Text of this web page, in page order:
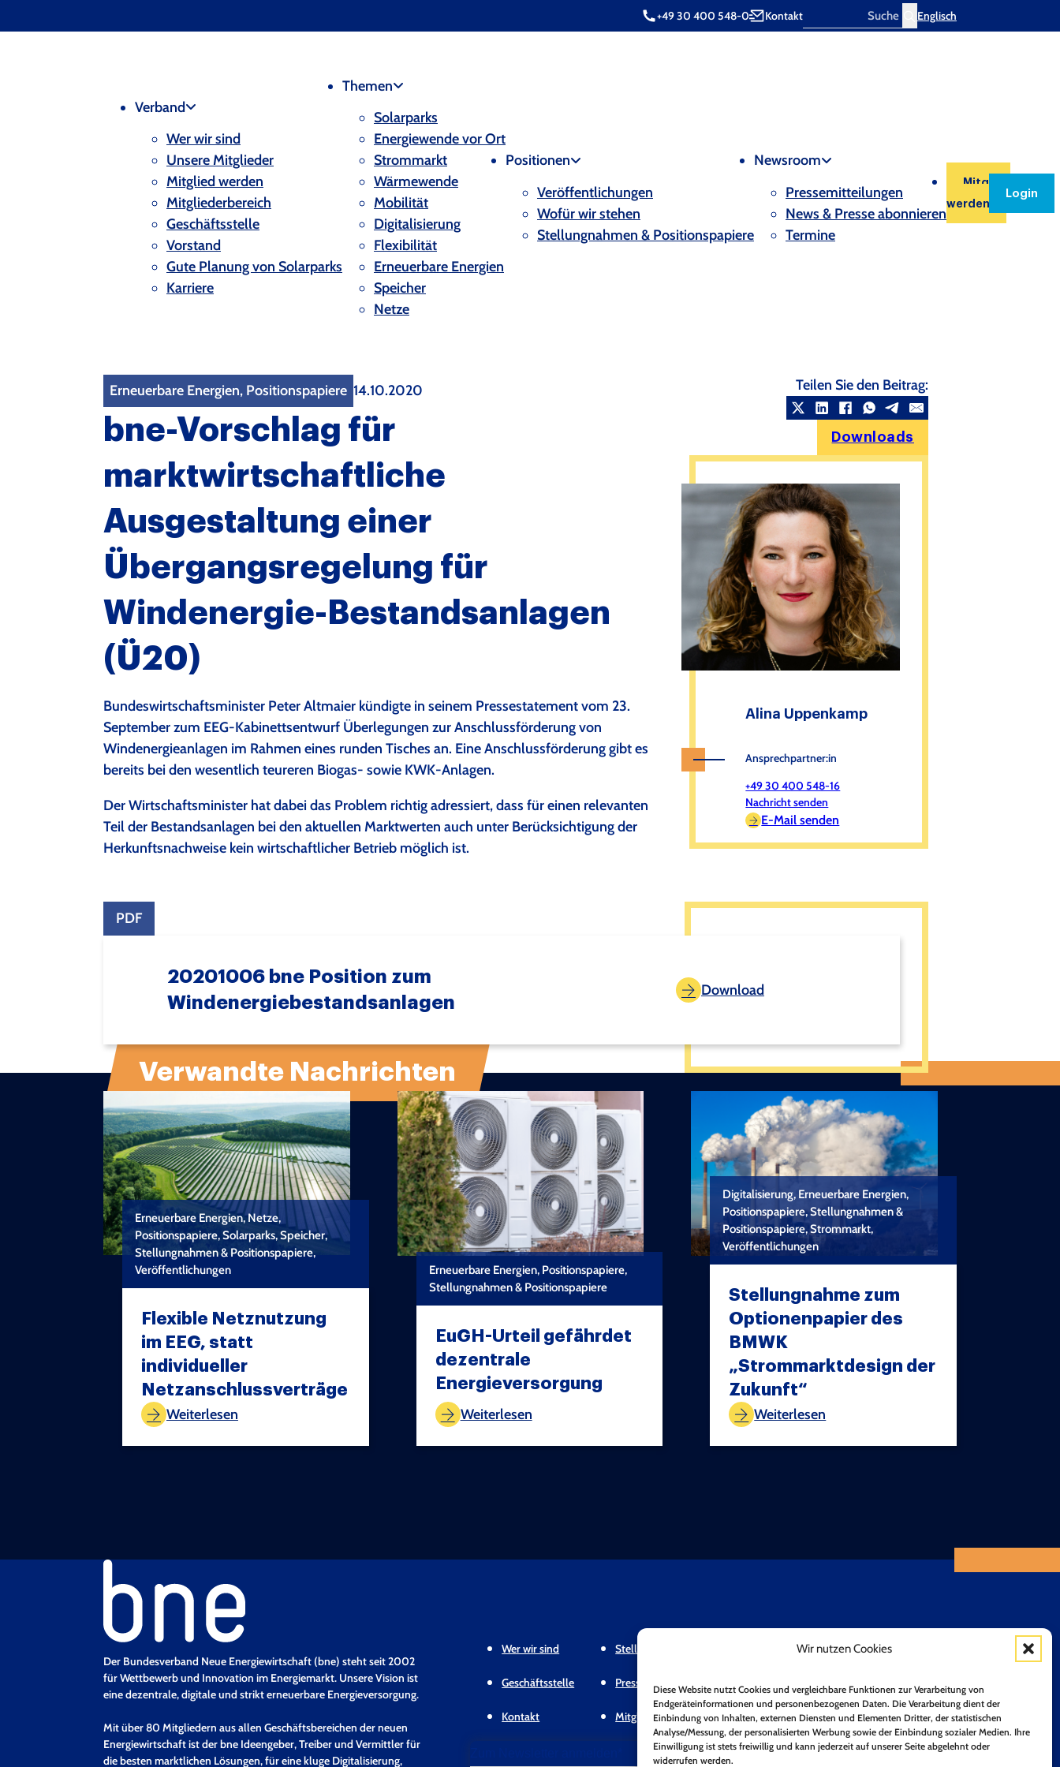
Wir nutzen Cookies
Diese Website nutzt Cookies und vergleichbare Funktionen zur Verarbeitung von
Endgeräteinformationen und personenbezogenen Daten. Die Verarbeitung dient der
Einbindung von Inhalten, externen Diensten und Elementen Dritter, der statistischen
Analyse/Messung, der personalisierten Werbung sowie der Einbindung sozialer Medien. Ihre
Einwilligung ist stets freiwillig und kann jederzeit auf unserer Seite abgelehnt oder
widerrufen werden.
+49 30 400 548-0 Kontakt
Search
Englisch
Verband
Wer wir sind
Unsere Mitglieder
Mitglied werden
Mitgliederbereich
Geschäftsstelle
Vorstand
Gute Planung von Solarparks
Karriere
Themen
Solarparks
Energiewende vor Ort
Strommarkt
Wärmewende
Mobilität
Digitalisierung
Flexibilität
Erneuerbare Energien
Speicher
Netze
Positionen
Veröffentlichungen
Wofür wir stehen
Stellungnahmen & Positionspapiere
Newsroom
Pressemitteilungen
News & Presse abonnieren
Termine
Mitglied
werden
Login
Erneuerbare Energien, Positionspapiere 14.10.2020
bne-Vorschlag für
marktwirtschaftliche
Ausgestaltung einer
Übergangsregelung für
Windenergie-Bestandsanlagen
(Ü20)
Bundeswirtschaftsminister Peter Altmaier kündigte in seinem Pressestatement vom 23.
September zum EEG-Kabinettsentwurf Überlegungen zur Anschlussförderung von
Windenergieanlagen im Rahmen eines runden Tisches an. Eine Anschlussförderung gibt es
bereits bei den wesentlich teureren Biogas- sowie KWK-Anlagen.
Der Wirtschaftsminister hat dabei das Problem richtig adressiert, dass für einen relevanten
Teil der Bestandsanlagen bei den aktuellen Marktwerten auch unter Berücksichtigung der
Herkunftsnachweise kein wirtschaftlicher Betrieb möglich ist.
Teilen Sie den Beitrag:
Downloads
Alina Uppenkamp
Ansprechpartner:in
+49 30 400 548-16
Nachricht senden
E-Mail senden
PDF
20201006 bne Position zum
Windenergiebestandsanlagen
Download
Verwandte Nachrichten
Erneuerbare Energien, Netze,
Positionspapiere, Solarparks, Speicher,
Stellungnahmen & Positionspapiere,
Veröffentlichungen
Flexible Netznutzung
im EEG, statt
individueller
Netzanschlussverträge
Weiterlesen
TEST COPYRIGHT
Erneuerbare Energien, Positionspapiere,
Stellungnahmen & Positionspapiere
EuGH-Urteil gefährdet
dezentrale
Energieversorgung
Weiterlesen
TEST COPYRIGHT
Digitalisierung, Erneuerbare Energien,
Positionspapiere, Stellungnahmen &
Positionspapiere, Strommarkt,
Veröffentlichungen
Stellungnahme zum
Optionenpapier des
BMWK
„Strommarktdesign der
Zukunft“
Weiterlesen
Der Bundesverband Neue Energiewirtschaft (bne) steht seit 2002
für Wettbewerb und Innovation im Energiemarkt. Unsere Vision ist
eine dezentrale, digitale und strikt erneuerbare Energieversorgung.
Mit über 80 Mitgliedern aus allen Geschäftsbereichen der neuen
Energiewirtschaft ist der bne Ideengeber, Treiber und Vermittler für
die besten marktlichen Lösungen, für eine kluge Digitalisierung,
Wer wir sind Stellungnahmen & Positionspapiere Unsere Mitglieder
Geschäftsstelle Pressemitteilungen Mitglied werden
Kontakt Mitgliederbereich